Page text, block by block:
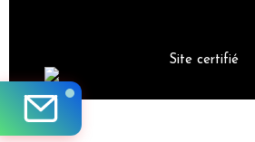
Site certifié